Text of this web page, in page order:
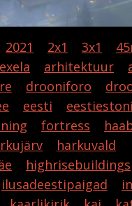
2021 2x1 3x1
arhitektuur
drooniforo
eesti
fortress
harkuvald
highrisebuildings
ilusadeestipaigad